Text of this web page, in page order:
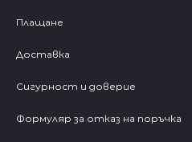
Плащане
Доставка
Сигурност и доверие
Формуляр за отказ на поръчка